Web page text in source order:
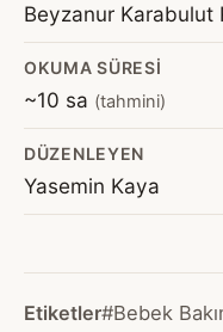
Beyzanur Karabulut
OKUMA SÜRESI
~10 sa (tahmini)
DÜZENLEYEN
Yasemin Kaya
Etiketler#Bebek